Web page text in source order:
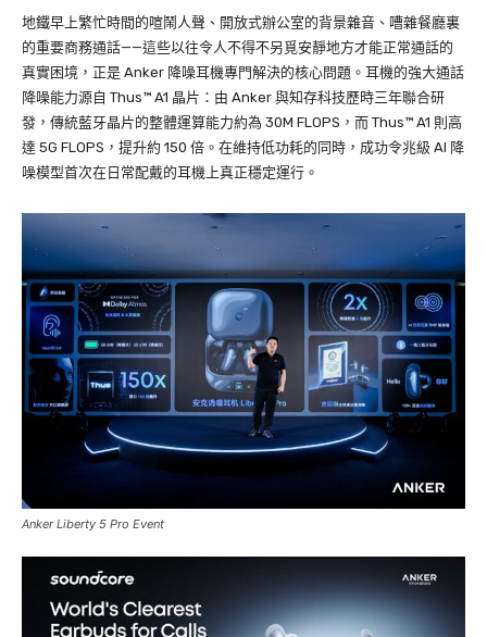
地鐵早上繁忙時間的喧鬧人聲、開放式辦公室的背景雜音、嘈雜餐廳裏
的重要商務通話——這些以往令人不得不另覓安靜地方才能正常通話的
真實困境，正是 Anker 降噪耳機專門解決的核心問題。耳機的強大通話
降噪能力源自 Thus™ A1 晶片：由 Anker 與知存科技歷時三年聯合研
發，傳統藍牙晶片的整體運算能力約為 30M FLOPS，而 Thus™ A1 則高
達 5G FLOPS，提升約 150 倍。在維持低功耗的同時，成功令兆級 AI 降
噪模型首次在日常配戴的耳機上真正穩定運行。
Anker Liberty 5 Pro Event